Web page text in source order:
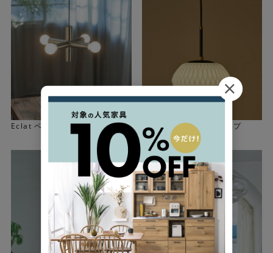
真鍮色のようなゴールドのシェードはヘアライン加工を施
し、上品で落ち着いた印象に仕上げています。シンプルな
がらも存在感を放ち、消灯していても程よいアクセントに
Eclat ペンダントランプ Daphne ペンダントランプ